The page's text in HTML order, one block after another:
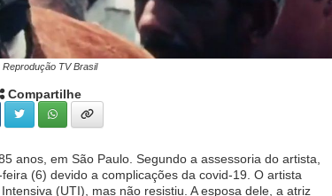
Reprodução TV Brasil
Compartilhe
anos, em São Paulo. Segundo a assessoria do artista,
(6) devido a complicações da covid-19. O artista
(UTI), mas não resistiu. A esposa dele, a atriz